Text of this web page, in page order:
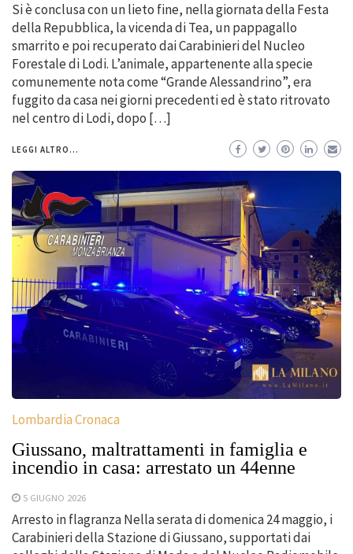
Si è conclusa con un lieto fine, nella giornata della Festa
della Repubblica, la vicenda di Tea, un pappagallo
smarrito e poi recuperato dai Carabinieri del Nucleo
Forestale di Lodi. L’animale, appartenente alla specie
comunemente nota come “Grande Alessandrino”, era
fuggito da casa nei giorni precedenti ed è stato ritrovato
nel centro di Lodi, dopo […]
LEGGI ALTRO...
Lombardia Cronaca
Giussano, maltrattamenti in famiglia e
incendio in casa: arrestato un 44enne
5 GIUGNO 2026
Arresto in flagranza Nella serata di domenica 24 maggio, i
Carabinieri della Stazione di Giussano, supportati dai